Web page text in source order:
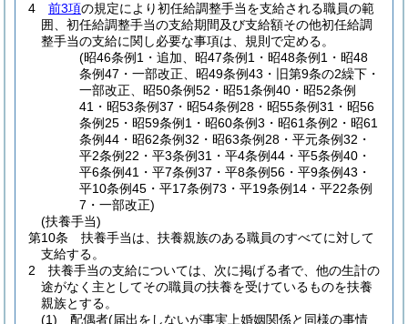
4
前3項の規定により初任給調整手当を支給される職員の範
囲、初任給調整手当の支給期間及び支給額その他初任給調
整手当の支給に関し必要な事項は、規則で定める。
(昭46条例1・追加、昭47条例1・昭48条例1・昭48
条例47・一部改正、昭49条例43・旧第9条の2繰下・
一部改正、昭50条例52・昭51条例40・昭52条例
41・昭53条例37・昭54条例28・昭55条例31・昭56
条例25・昭59条例1・昭60条例3・昭61条例2・昭61
条例44・昭62条例32・昭63条例28・平元条例32・
平2条例22・平3条例31・平4条例44・平5条例40・
平6条例41・平7条例37・平8条例56・平9条例43・
平10条例45・平17条例73・平19条例14・平22条例
7・一部改正)
(扶養手当)
第10条
扶養手当は、扶養親族のある職員のすべてに対して
支給する。
2
扶養手当の支給については、次に掲げる者で、他の生計の
途がなく主としてその職員の扶養を受けているものを扶養
親族とする。
(1)
配偶者(届出をしないが事実上婚姻関係と同様の事情